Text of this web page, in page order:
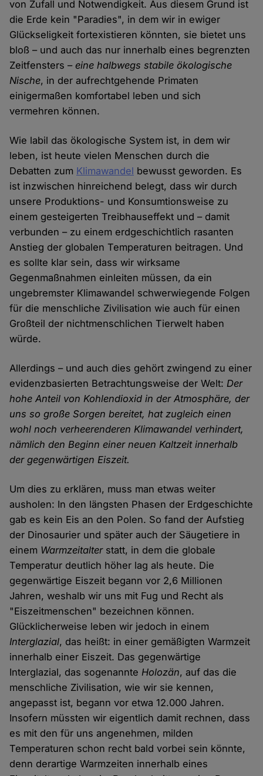
von Zufall und Notwendigkeit. Aus diesem Grund ist
die Erde kein "Paradies", in dem wir in ewiger
Glückseligkeit fortexistieren könnten, sie bietet uns
bloß – und auch das nur innerhalb eines begrenzten
Zeitfensters –eine halbwegs stabile ökologische
Nische, in der aufrechtgehende Primaten
einigermaßen komfortabel leben und sich
vermehren können.
Wie labil das ökologische System ist, in dem wir
leben, ist heute vielen Menschen durch die
Debatten zum Klimawandel bewusst geworden. Es
ist inzwischen hinreichend belegt, dass wir durch
unsere Produktions- und Konsumtionsweise zu
einem gesteigerten Treibhauseffekt und – damit
verbunden – zu einem erdgeschichtlich rasanten
Anstieg der globalen Temperaturen beitragen. Und
es sollte klar sein, dass wir wirksame
Gegenmaßnahmen einleiten müssen, da ein
ungebremster Klimawandel schwerwiegende Folgen
für die menschliche Zivilisation wie auch für einen
Großteil der nichtmenschlichen Tierwelt haben
würde.
Allerdings – und auch dies gehört zwingend zu einer
evidenzbasierten Betrachtungsweise der Welt:Der
hohe Anteil von Kohlendioxid in der Atmosphäre, der
uns so große Sorgen bereitet, hat zugleich einen
wohl noch verheerenderen Klimawandel verhindert,
nämlich den Beginn einer neuen Kaltzeit innerhalb
der gegenwärtigen Eiszeit.
Um dies zu erklären, muss man etwas weiter
ausholen: In den längsten Phasen der Erdgeschichte
gab es kein Eis an den Polen. So fand der Aufstieg
der Dinosaurier und später auch der Säugetiere in
einem Warmzeitalterstatt, in dem die globale
Temperatur deutlich höher lag als heute. Die
gegenwärtige Eiszeit begann vor 2,6 Millionen
Jahren, weshalb wir uns mit Fug und Recht als
"Eiszeitmenschen" bezeichnen können.
Glücklicherweise leben wir jedoch in einem
Interglazial, das heißt: in einer gemäßigten Warmzeit
innerhalb einer Eiszeit. Das gegenwärtige
Interglazial, das sogenannteHolozän, auf das die
menschliche Zivilisation, wie wir sie kennen,
angepasst ist, begann vor etwa 12.000 Jahren.
Insofern müssten wir eigentlich damit rechnen, dass
es mit den für uns angenehmen, milden
Temperaturen schon recht bald vorbei sein könnte,
denn derartige Warmzeiten innerhalb eines